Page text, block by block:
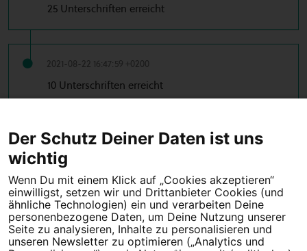
25 Unterschriften erreicht
2021-08-22 16:47:59 +0200
10 Unterschriften erreicht
Tipps für deine Petition
Darum WeAct
Partnerprogramm
Erfolgreiche Petitionen
FAQs
Nutzungsbedingungen
Der Schutz Deiner Daten ist uns
wichtig
Wenn Du mit einem Klick auf „Cookies akzeptieren“
einwilligst, setzen wir und Drittanbieter Cookies (und
ähnliche Technologien) ein und verarbeiten Deine
personenbezogene Daten, um Deine Nutzung unserer
Seite zu analysieren, Inhalte zu personalisieren und
unseren Newsletter zu optimieren („Analytics und